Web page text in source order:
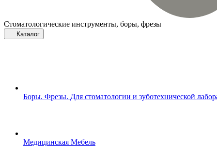
Стоматологические инструменты, боры, фрезы
Каталог
Боры. Фрезы. Для стоматологии и зуботехнической
Медицинская Мебель